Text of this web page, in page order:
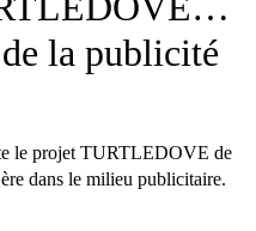
la publicité
le projet TURTLEDOVE de
dans le milieu publicitaire.